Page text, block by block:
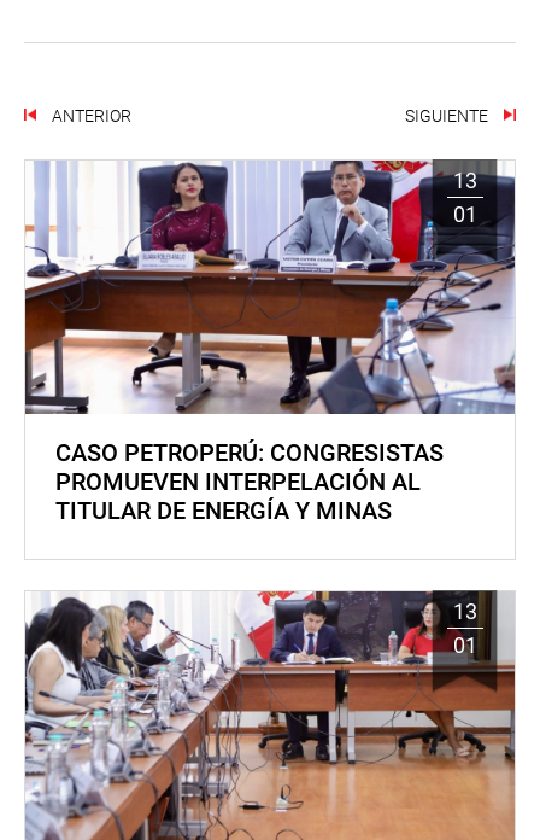
ANTERIOR SIGUIENTE
13
01
CASO PETROPERÚ: CONGRESISTAS
PROMUEVEN INTERPELACIÓN AL
TITULAR DE ENERGÍA Y MINAS
13
01